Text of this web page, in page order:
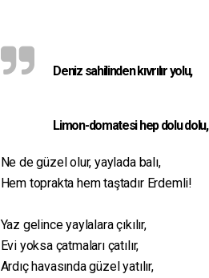
Deniz sahilinden kıvrılır yolu,
Limon-domatesi hep dolu dolu,
Ne de güzel olur, yaylada balı,
Hem toprakta hem taştadır Erdemli!
Yaz gelince yaylalara çıkılır,
Evi yoksa çatmaları çatılır,
Ardıç havasında güzel yatılır,